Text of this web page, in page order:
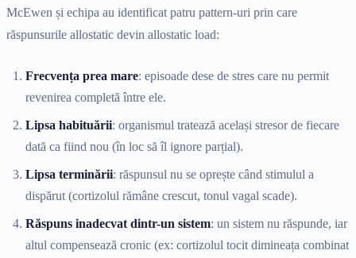
McEwen și echipa au identificat patru pattern-uri prin care
răspunsurile allostatic devin allostatic load:
Frecvența prea mare: episoade dese de stres care nu permit
revenirea completă între ele.
Lipsa habituării: organismul tratează același stresor de fiecare
dată ca fiind nou (în loc să îl ignore parțial).
Lipsa terminării: răspunsul nu se oprește când stimulul a
dispărut (cortizolul rămâne crescut, tonul vagal scade).
Răspuns inadecvat dintr-un sistem: un sistem nu răspunde, iar
altul compensează cronic (ex: cortizolul tocit dimineața combinat